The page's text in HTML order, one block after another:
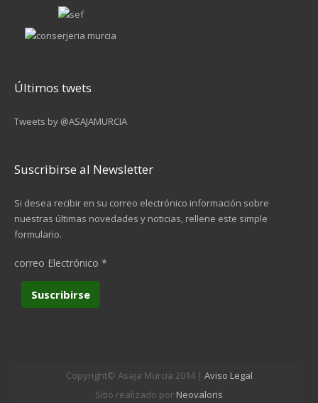
Últimos twets
Tweets by @ASAJAMURCIA
Suscribirse al Newsletter
Si desea recibir en su correo electrónico información sobre
nuestras últimas novedades y noticias, rellene este simple
formulario.
correo Electrónico *
Copyright© Asaja Murcia 2014 | Aviso Legal
Sitio realizado por Neovaloris